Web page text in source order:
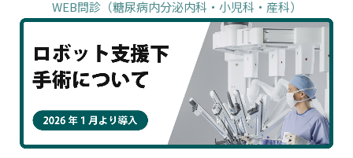
WEB問診（糖尿病内分泌内科・小児科・産科）